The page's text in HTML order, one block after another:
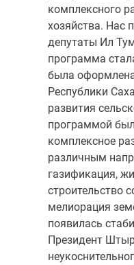
комплексного
хозяйства. Нас
депутаты Ил
программа
была
Республики
развития
программой
комплексное
различным
газификация,
строительство
мелиорация
появилась
Президент